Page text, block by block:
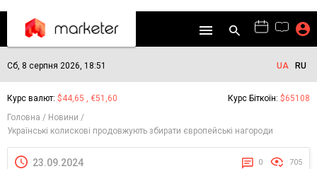
Сб, 8 серпня 2026, 18:51 UA RU
Курс валют: $44,65 , €51,60 Курс Біткоїн: $65108
Головна
Новини
Українські колискові продовжують збирати європейські нагороди
23.09.2024 0 705